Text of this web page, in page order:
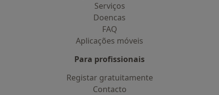
Serviços
Doencas
FAQ
Aplicações móveis
Para profissionais
Registar gratuitamente
Contacto